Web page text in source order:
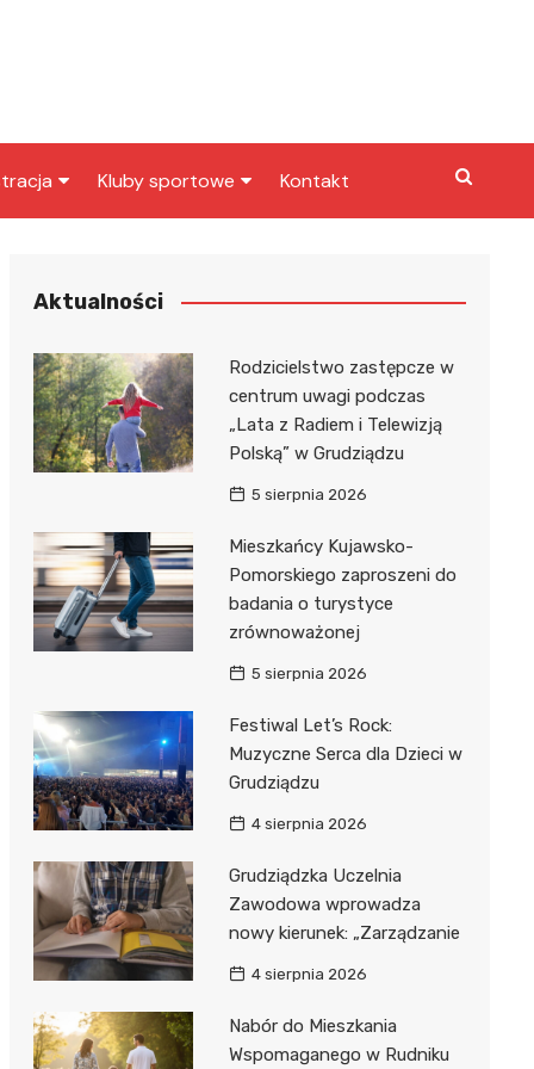
Kluby sportowe
Klub piłkarski
Kontakt
Aktualności
Rodzicielstwo zastępcze w
centrum uwagi podczas
„Lata z Radiem i Telewizją
Polską” w Grudziądzu
5 sierpnia 2026
Mieszkańcy Kujawsko-
Pomorskiego zaproszeni do
badania o turystyce
zrównoważonej
5 sierpnia 2026
Festiwal Let’s Rock:
Muzyczne Serca dla Dzieci w
Grudziądzu
4 sierpnia 2026
Grudziądzka Uczelnia
Zawodowa wprowadza
nowy kierunek: „Zarządzanie
4 sierpnia 2026
Nabór do Mieszkania
Wspomaganego w Rudniku